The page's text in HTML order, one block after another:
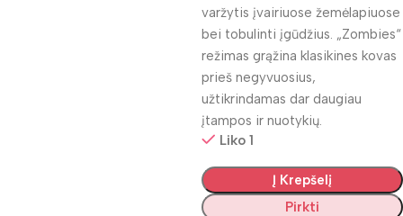
varžytis įvairiuose žemėlapiuose
bei tobulinti įgūdžius. „Zombies“
režimas grąžina klasikines kovas
prieš negyvuosius,
užtikrindamas dar daugiau
įtampos ir nuotykių.
Liko 1
Į Krepšelį
Pirkti